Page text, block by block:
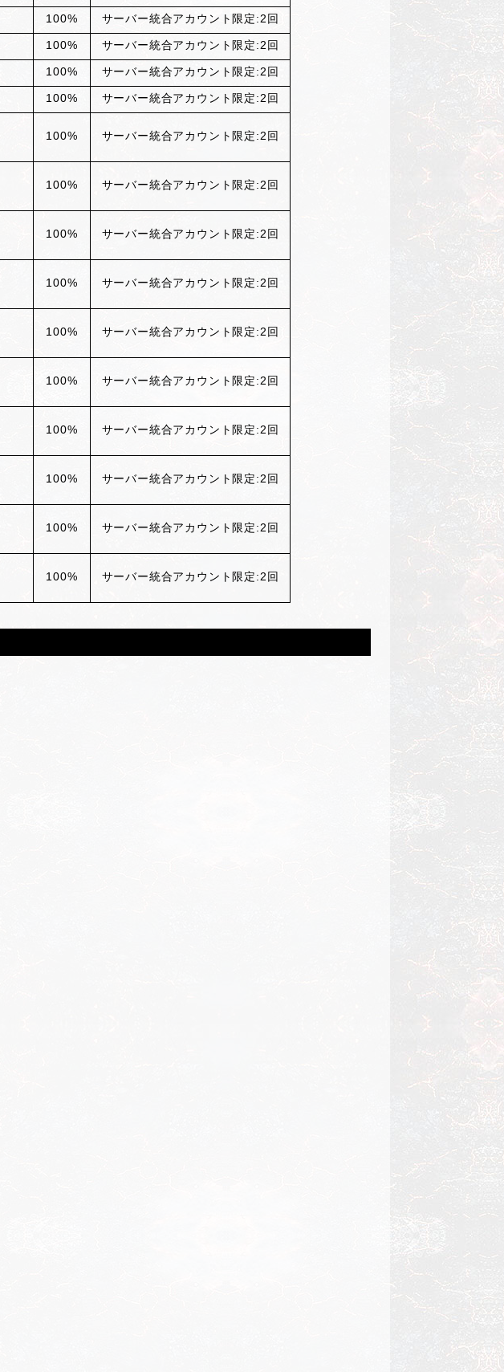
100% サーバー統合アカウント限定:2回
100% サーバー統合アカウント限定:2回
100% サーバー統合アカウント限定:2回
100% サーバー統合アカウント限定:2回
100% サーバー統合アカウント限定:2回
100% サーバー統合アカウント限定:2回
100% サーバー統合アカウント限定:2回
100% サーバー統合アカウント限定:2回
100% サーバー統合アカウント限定:2回
100% サーバー統合アカウント限定:2回
100% サーバー統合アカウント限定:2回
100% サーバー統合アカウント限定:2回
100% サーバー統合アカウント限定:2回
100% サーバー統合アカウント限定:2回